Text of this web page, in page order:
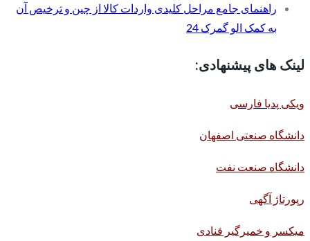
راهنمای جامع مراحل کلیدی واردات کالا از چین و ترخیص آن
به کمک الو گمرک 24
لینک های پیشنهادی:
ویکی پدیا فارسی
دانشگاه صنعتی اصفهان
دانشگاه صنعت نفت
رپورتاژ آگهی
میکسر و خمیرگیر قنادی